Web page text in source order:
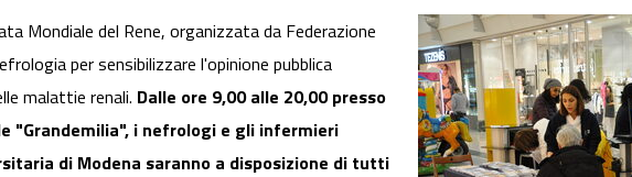
Mondiale del Rene, organizzata da Federazione
per sensibilizzare l'opinione pubblica
malattie renali. Dalle ore 9,00 alle 20,00 presso
"Grandemilia", i nefrologi e gli infermieri
di Modena saranno a disposizione di tutti